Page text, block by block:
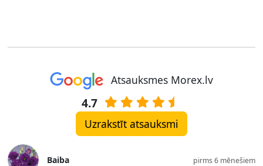
Atsauksmes Morex.lv
4.7
Uzrakstīt atsauksmi
Baiba pirms 6 mēnešiem